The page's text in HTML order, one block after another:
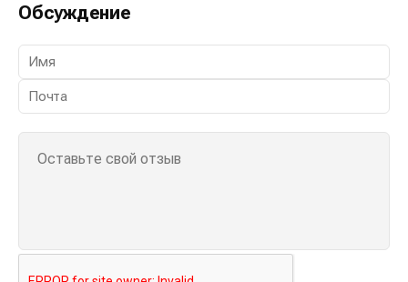
Обсуждение